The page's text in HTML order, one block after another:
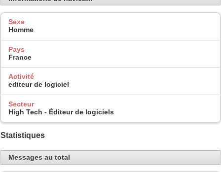
Sexe
Homme
Pays
France
Activité
editeur de logiciel
Secteur
High Tech - Éditeur de logiciels
Statistiques
Messages au total